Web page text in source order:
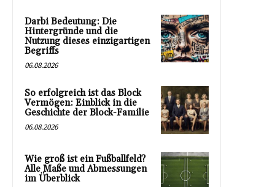
Darbi Bedeutung: Die
Hintergründe und die
Nutzung dieses einzigartigen
Begriffs
06.08.2026
So erfolgreich ist das Block
Vermögen: Einblick in die
Geschichte der Block-Familie
06.08.2026
Wie groß ist ein Fußballfeld?
Alle Maße und Abmessungen
im Überblick